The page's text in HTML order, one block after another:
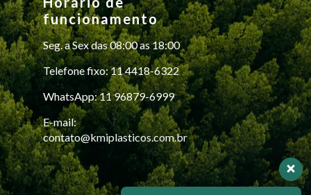
do
produtofuncionamento
Seg. a Sex das 08:00 as 18:00
Telefone fixo: 11 4418-6322
WhatsApp: 11 96879-6999
E-mail:
contato@kmiplasticos.com.br